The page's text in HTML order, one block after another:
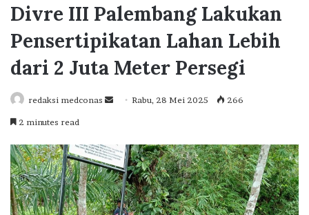
Divre III Palembang Lakukan
Pensertipikatan Lahan Lebih
dari 2 Juta Meter Persegi
redaksi medconas
SendRabu, 28 Mei 2025 266
2 minutes read